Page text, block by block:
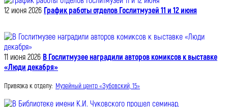
12 июня 2026 График работы отделов Гослитмузей 11 и 12 июня
11 июня 2026 В Гослитмузее наградили авторов комиксов к выставке
«Люди декабря»
Привязка к отделу: Музейный центр «Зубовский, 15»